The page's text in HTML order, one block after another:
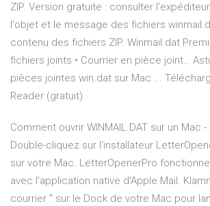
ZIP. Version gratuite : consulter
l'objet et le message des fichiers
contenu des fichiers ZIP. Winmail.dat
fichiers joints • Courrier en pièce joint…
pièces jointes win.dat sur Mac ...
Reader (gratuit)
Comment ouvrir WINMAIL.DAT sur un Mac
Double-cliquez sur l'installateur
sur votre Mac. LetterOpenerPro
avec l'application native d'Apple Mail.
courrier " sur le Dock de votre Mac pour